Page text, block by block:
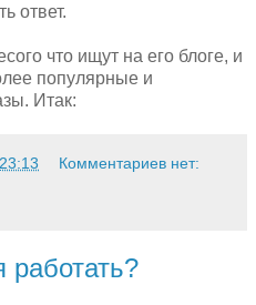
ответ.
что ищут на его блоге, и
популярные и
Итак:
23:13 Комментариев нет:
работать?